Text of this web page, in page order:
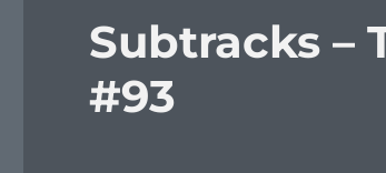
Subtracks –
#93